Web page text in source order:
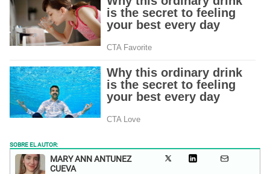
SOBRE EL AUTOR:
MARY ANN ANTUNEZ
CUEVA